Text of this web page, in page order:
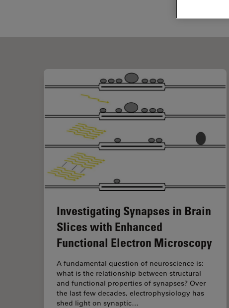
Investigating Synapses in Brain
Slices with Enhanced
Functional Electron Microscopy
A fundamental question of neuroscience is:
what is the relationship between structural
and functional properties of synapses? Over
the last few decades, electrophysiology has
shed light on synaptic…